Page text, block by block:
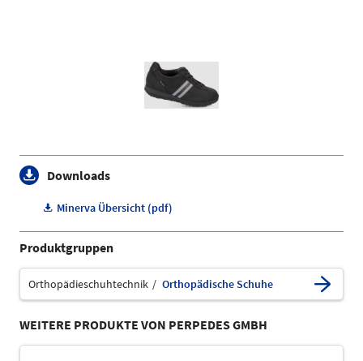
Downloads
Minerva Übersicht (pdf)
Produktgruppen
Orthopädieschuhtechnik Orthopädische Schuhe
WEITERE PRODUKTE VON PERPEDES GMBH